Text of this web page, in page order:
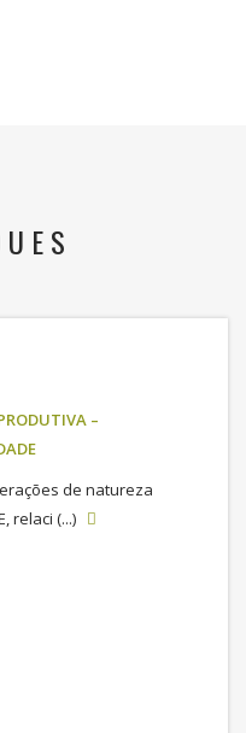
–
de natureza
relaci (...)
